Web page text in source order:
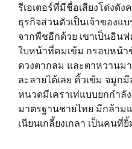
รีเอเตอร์ที่มีชื่อเสียงโด่งดั
ธุรกิจส่วนตัวเป็นเจ้าของ
จากพืชอีกด้วย เขาเป็นอิน
ใบหน้าที่คมเข้ม กรอบหน้า
ดวงตากลม และตาหวานม
ละลายได้เลย คิ้วเข้ม จมูก
หนวดมีเคราเท่แบบยกกำลั
มาตรฐานชายไทย มีกล้าม
เนียนเกลี้ยงเกลา เป็นคนที่ยิ้